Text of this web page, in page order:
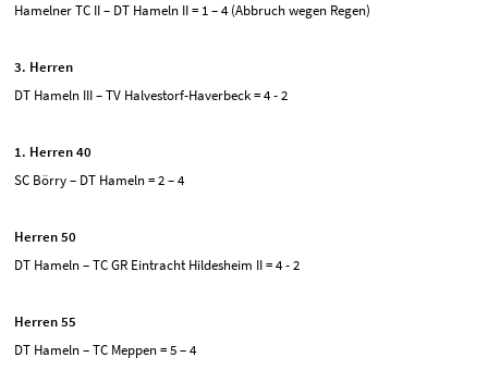
Hamelner TC II – DT Hameln II = 1 – 4 (Abbruch wegen Regen)
3. Herren
DT Hameln III – TV Halvestorf-Haverbeck = 4 - 2
1. Herren 40
SC Börry – DT Hameln = 2 – 4
Herren 50
DT Hameln – TC GR Eintracht Hildesheim II = 4 - 2
Herren 55
DT Hameln – TC Meppen = 5 – 4